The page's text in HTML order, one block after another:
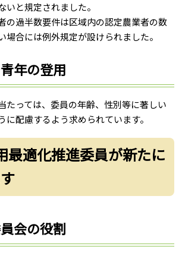
いと規定されました。
の過半数要件は区域内の認定農業者の数
場合には例外規定が設けられました。
年の登用
たっては、委員の年齢、性別等に著しい
に配慮するよう求められています。
最適化推進委員が新たに
会の役割